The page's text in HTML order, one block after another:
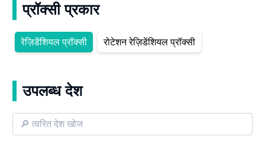
प्रॉक्सी प्रकार
रेज़िडेंशियल प्रॉक्सी रोटेशन रेज़िडेंशियल प्रॉक्सी
उपलब्ध देश